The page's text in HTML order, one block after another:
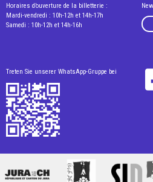
Horaires d’ouverture de la billetterie :
Mardi-vendredi : 10h-12h et 14h-17h
Samedi : 10h-12h et 14h-16h
Treten Sie unserer WhatsApp-Gruppe bei